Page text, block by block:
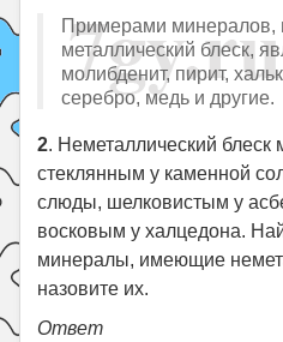
Примерами
металлический блеск,
молибденит, пирит,
серебро, медь и другие.
2. Неметаллический
стеклянным у каменной
слюды, шелковистым у
восковым у халцедона.
минералы, имеющие
назовите их.
Ответ